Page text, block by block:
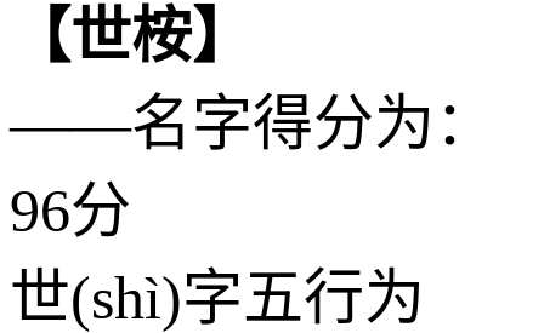
【世桉】
——名字得分为：
96分
世(shì)字五行为